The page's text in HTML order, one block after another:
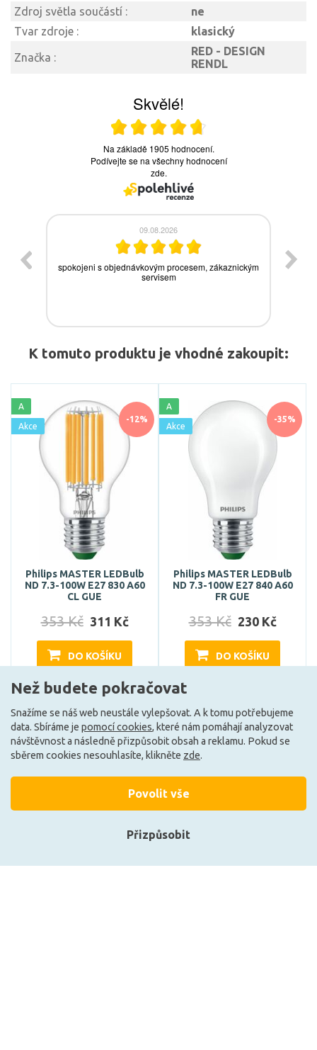
Zdroj světla součástí :
ne
Tvar zdroje :
klasický
Značka :
RED - DESIGN
RENDL
K tomuto produktu je vhodné zakoupit:
-12%
A
Akce
Philips MASTER LEDBulb
ND 7.3-100W E27 830 A60
CL GUE
353 Kč 311 Kč
DO KOŠÍKU
Skladem e-shop (2 ks)
-35%
A
Akce
Philips MASTER LEDBulb
ND 7.3-100W E27 840 A60
FR GUE
353 Kč 230 Kč
DO KOŠÍKU
Skladem e-shop (5 ks)
A
Než budete pokračovat
Snažíme se náš web neustále vylepšovat. A k tomu potřebujeme
data. Sbíráme je pomocí cookies, které nám pomáhají analyzovat
návštěvnost a následně přizpůsobit obsah a reklamu. Pokud se
sběrem cookies nesouhlasíte, klikněte zde.
Přizpůsobit
Povolit vše